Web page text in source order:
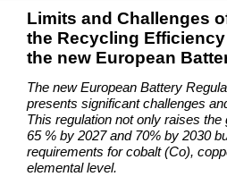
Limits and Challenges
the Recycling
the new European
The new European Battery
presents significant challenges
This regulation not only raises
65 % by 2027 and 70% by 2030
requirements for cobalt (Co),
elemental level.